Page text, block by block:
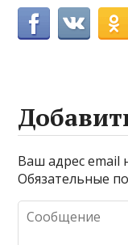
Ваш адрес email
Обязательные